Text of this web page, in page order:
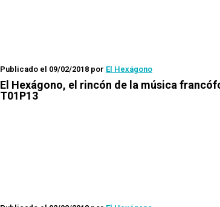
Publicado el 09/02/2018 por El Hexágono
El Hexágono, el rincón de la música
T01P13